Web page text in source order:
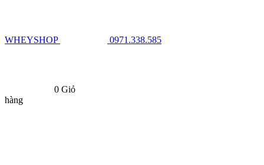
WHEYSHOP 0971.338.585
0 Giỏ
hàng